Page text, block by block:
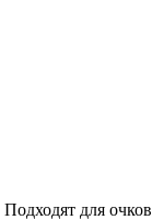
для